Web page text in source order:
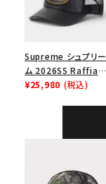
Supreme シュプリー
ム 2026SS Raffia
Mesh Back 5-Panel
¥25,980 (税込)